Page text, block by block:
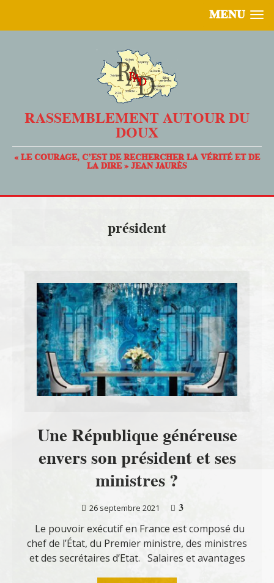
MENU
RASSEMBLEMENT AUTOUR DU
DOUX
« LE COURAGE, C’EST DE RECHERCHER LA VÉRITÉ ET DE
LA DIRE » JEAN JAURÈS
président
Une République généreuse
envers son président et ses
ministres ?
26 septembre 2021
3
Le pouvoir exécutif en France est composé du
chef de l’État, du Premier ministre, des ministres
et des secrétaires d’Etat. Salaires et avantages